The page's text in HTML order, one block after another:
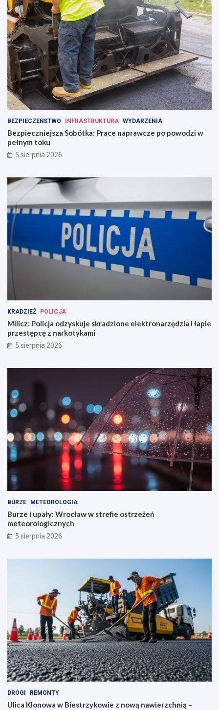
BEZPIECZEŃSTWO INFRASTRUKTURA WYDARZENIA
Bezpieczniejsza Sobótka: Prace naprawcze po powodzi w
pełnym toku
5 sierpnia 2026
KRADZIEŻ POLICJA
Milicz: Policja odzyskuje skradzione elektronarzędzia i łapie
przestępcę z narkotykami
5 sierpnia 2026
BURZE METEOROLOGIA
Burze i upały: Wrocław w strefie ostrzeżeń
meteorologicznych
5 sierpnia 2026
DROGI REMONTY
Ulica Klonowa w Biestrzykowie z nową nawierzchnią –